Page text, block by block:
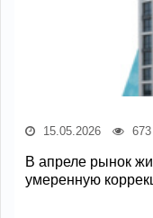
15.05.2026 673
В апреле рынок
умеренную